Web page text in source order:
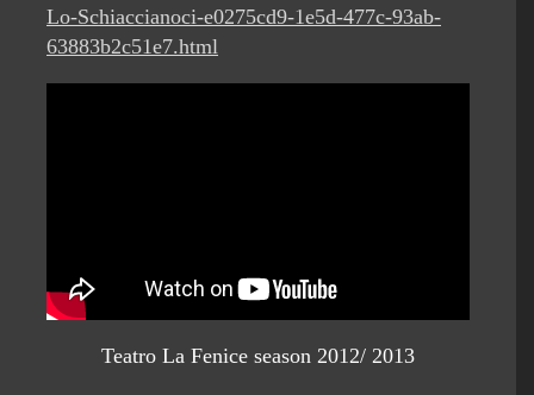
Lo-Schiaccianoci-e0275cd9-1e5d-477c-93ab-
63883b2c51e7.html
Teatro La Fenice season 2012/ 2013